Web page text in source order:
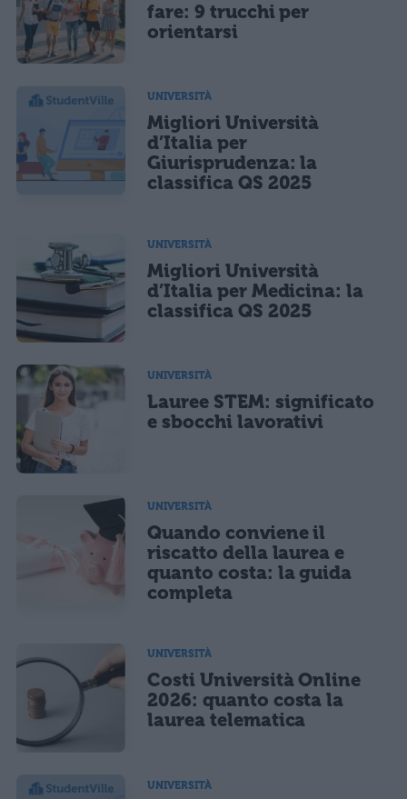
fare: 9 trucchi per
orientarsi
UNIVERSITÀ
Migliori Università
d’Italia per
Giurisprudenza: la
classifica QS 2025
UNIVERSITÀ
Migliori Università
d’Italia per Medicina: la
classifica QS 2025
UNIVERSITÀ
Lauree STEM: significato
e sbocchi lavorativi
UNIVERSITÀ
Quando conviene il
riscatto della laurea e
quanto costa: la guida
completa
UNIVERSITÀ
Costi Università Online
2026: quanto costa la
laurea telematica
UNIVERSITÀ